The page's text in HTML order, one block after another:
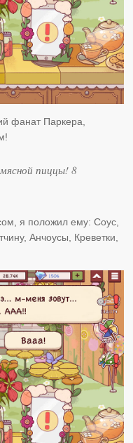
фанат Паркера,
пиццы! 8
я положил ему: Соус,
Анчоусы, Креветки,